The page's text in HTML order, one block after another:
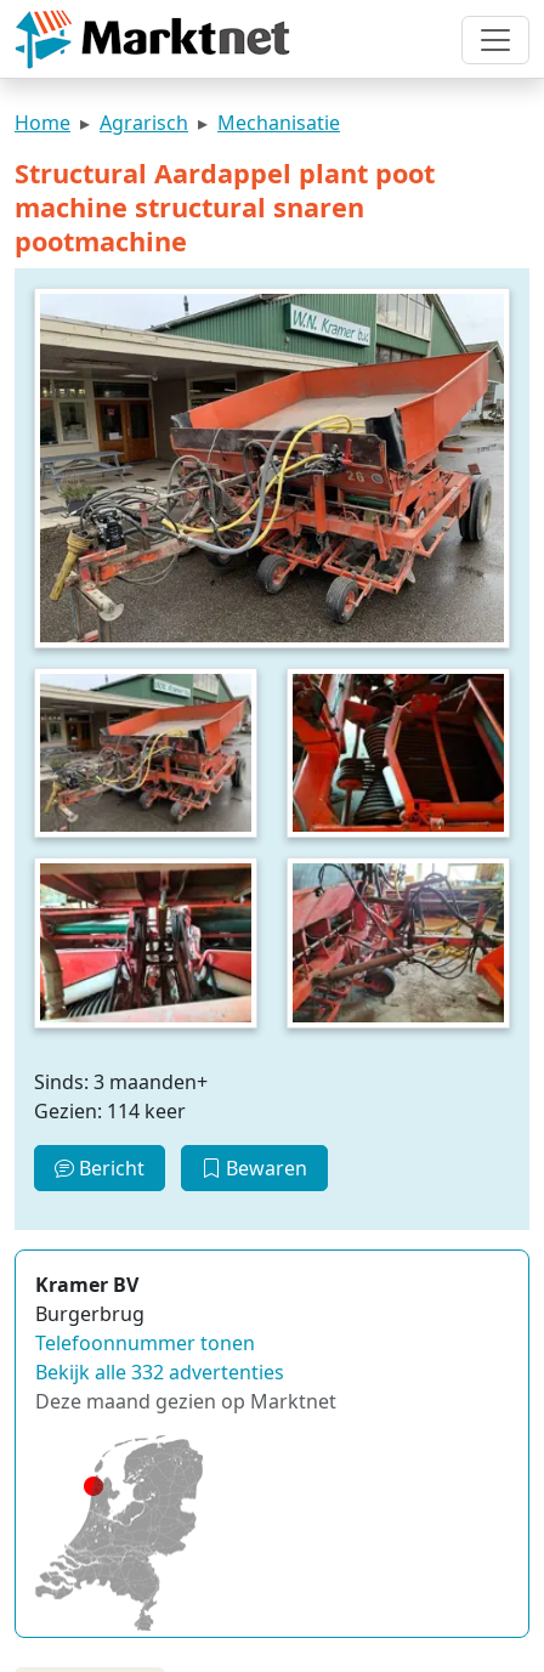
Home Agrarisch Mechanisatie
Structural Aardappel plant poot
machine structural snaren
pootmachine
Sinds: 3 maanden+
Gezien: 114 keer
Bericht Bewaren
Kramer BV
Burgerbrug
Telefoonnummer tonen
Bekijk alle 332 advertenties
Deze maand gezien op Marktnet